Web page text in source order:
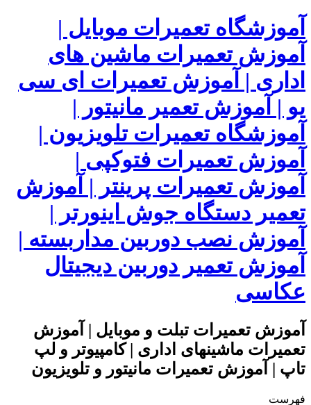
آموزشگاه تعمیرات موبایل |
آموزش تعمیرات ماشین های
اداری | آموزش تعمیرات ای سی
یو | آموزش تعمیر مانیتور |
آموزشگاه تعمیرات تلویزیون |
آموزش تعمیرات فتوکپی |
آموزش تعمیرات پرینتر | آموزش
تعمیر دستگاه جوش اینورتر |
آموزش نصب دوربین مداربسته |
آموزش تعمیر دوربین دیجیتال
عکاسی
آموزش تعمیرات تبلت و موبایل | آموزش
تعمیرات ماشینهای اداری | کامپیوتر و لپ
تاپ | آموزش تعمیرات مانیتور و تلویزیون
فهرست